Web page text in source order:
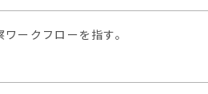
ークフローを指す。